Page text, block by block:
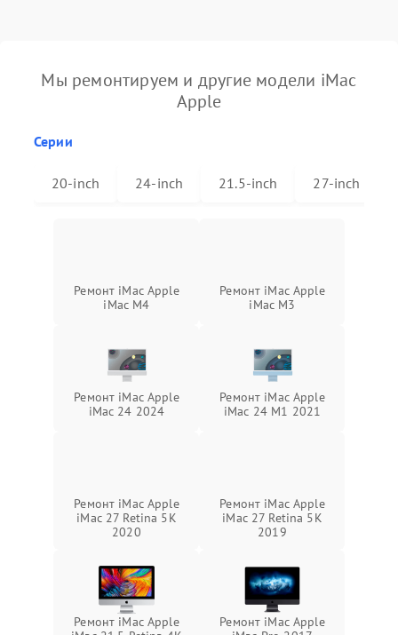
Мы ремонтируем и другие модели iMac
Apple
Серии
20-inch 24-inch 21.5-inch 27-inch
Ремонт iMac Apple
iMac M4
Ремонт iMac Apple
iMac M3
Ремонт iMac Apple
iMac 24 2024
Ремонт iMac Apple
iMac 24 M1 2021
Ремонт iMac Apple
iMac 27 Retina 5K
2020
Ремонт iMac Apple
iMac 27 Retina 5K
2019
Ремонт iMac Apple
Ремонт iMac Apple